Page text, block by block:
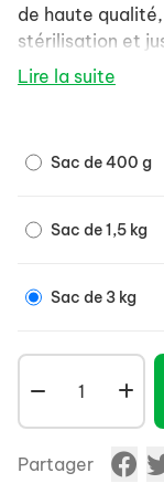
de haute
stérilisation et
Lire la suite
Sac de 400 g
Sac de 1,5 kg
Sac de 3 kg
Partager